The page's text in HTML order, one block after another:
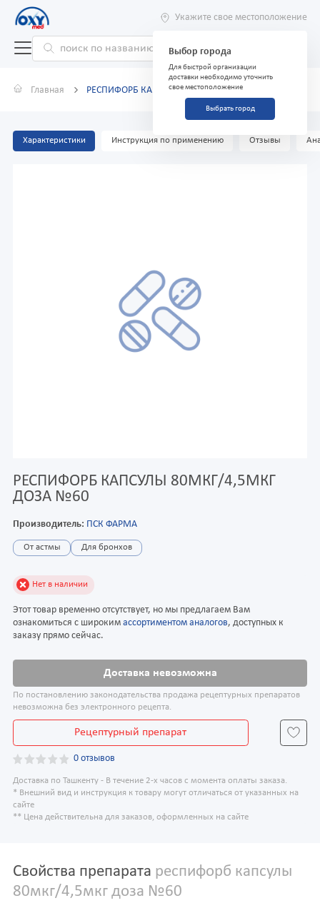
Укажите свое местоположение
Выбор города
Для быстрой организации
доставки необходимо уточнить
свое местоположение
Выбрать город
Главная РЕСПИФОРБ КАПСУЛЫ 80МКГ/4,5МКГ ДОЗА №60
Характеристики Инструкция по применению Отзывы
РЕСПИФОРБ КАПСУЛЫ 80МКГ/4,5МКГ
ДОЗА №60
Производитель: ПСК ФАРМА
От астмы Для бронхов
Нет в наличии
Этот товар временно отсутствует, но мы предлагаем Вам
ознакомиться с широким ассортиментом аналогов, доступных к
заказу прямо сейчас.
Доставка невозможна
По постановлению законодательства продажа рецептурных препаратов
невозможна без электронного рецепта.
Рецептурный препарат
0 отзывов
Доставка по Ташкенту - В течение 2-х часов с момента оплаты заказа.
* Внешний вид и инструкция к товару могут отличаться от указанных на
сайте
** Цена действительна для заказов, оформленных на сайте
Свойства препарата респифорб капсулы
80мкг/4,5мкг доза №60